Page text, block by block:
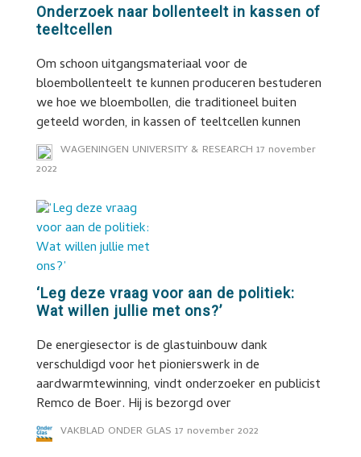
Onderzoek naar bollenteelt in kassen of
teeltcellen
Om schoon uitgangsmateriaal voor de
bloembollenteelt te kunnen produceren bestuderen
we hoe we bloembollen, die traditioneel buiten
geteeld worden, in kassen of teeltcellen kunnen
WAGENINGEN UNIVERSITY & RESEARCH 17 november
2022
‘Leg deze vraag voor aan de politiek:
Wat willen jullie met ons?’
De energiesector is de glastuinbouw dank
verschuldigd voor het pionierswerk in de
aardwarmtewinning, vindt onderzoeker en publicist
Remco de Boer. Hij is bezorgd over
VAKBLAD ONDER GLAS 17 november 2022